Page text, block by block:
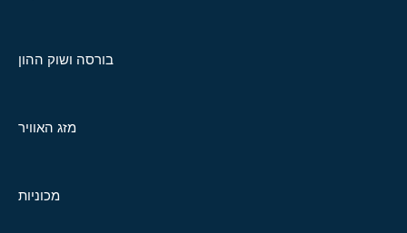
בורסה ושוק ההון
מזג האוויר
מכוניות